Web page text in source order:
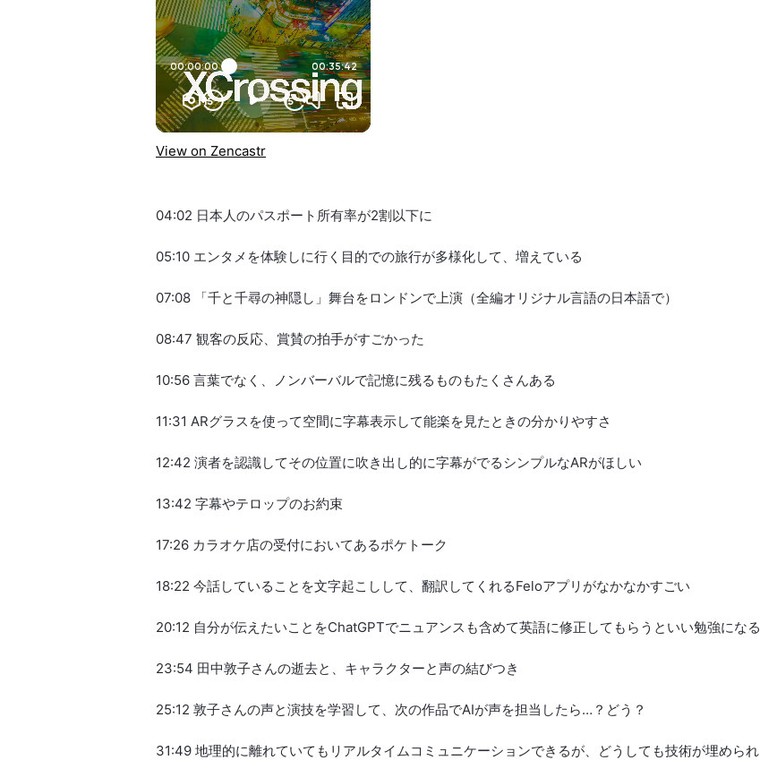
View on Zencastr
04:02 日本人のパスポート所有率が2割以下に
05:10 エンタメを体験しに行く目的での旅行が多様化して、増えている
07:08 「千と千尋の神隠し」舞台をロンドンで上演（全編オリジナル言語の日本語で）
08:47 観客の反応、賞賛の拍手がすごかった
10:56 言葉でなく、ノンバーバルで記憶に残るものもたくさんある
11:31 ARグラスを使って空間に字幕表示して能楽を見たときの分かりやすさ
12:42 演者を認識してその位置に吹き出し的に字幕がでるシンプルなARがほしい
13:42 字幕やテロップのお約束
17:26 カラオケ店の受付においてあるポケトーク
18:22 今話していることを文字起こしして、翻訳してくれるFeloアプリがなかなかすごい
20:12 自分が伝えたいことをChatGPTでニュアンスも含めて英語に修正してもらうといい勉強になる
23:54 田中敦子さんの逝去と、キャラクターと声の結びつき
25:12 敦子さんの声と演技を学習して、次の作品でAIが声を担当したら…？どう？
31:49 地理的に離れていてもリアルタイムコミュニケーションできるが、どうしても技術が埋められ